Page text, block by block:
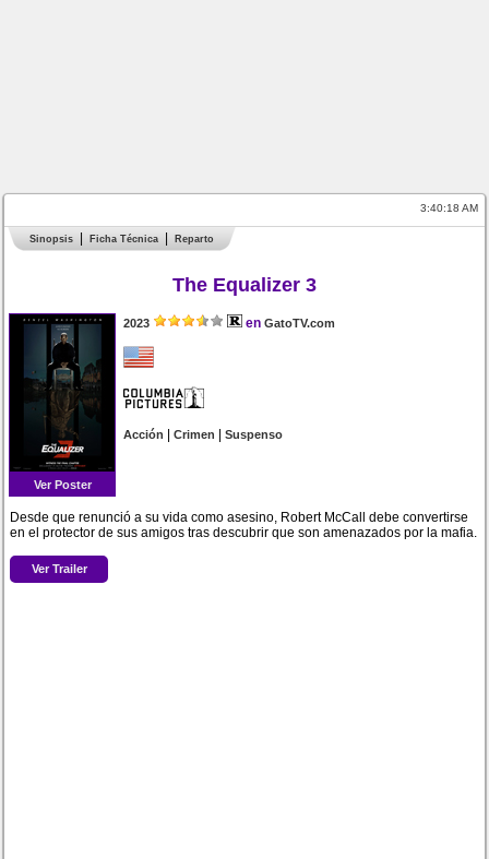
3:40:18 AM
Sinopsis Ficha Técnica Reparto
The Equalizer 3
Ver Poster
2023 en GatoTV.com
Acción |Crimen |Suspenso
Desde que renunció a su vida como asesino, Robert McCall debe convertirse
en el protector de sus amigos tras descubrir que son amenazados por la mafia.
Ver Trailer